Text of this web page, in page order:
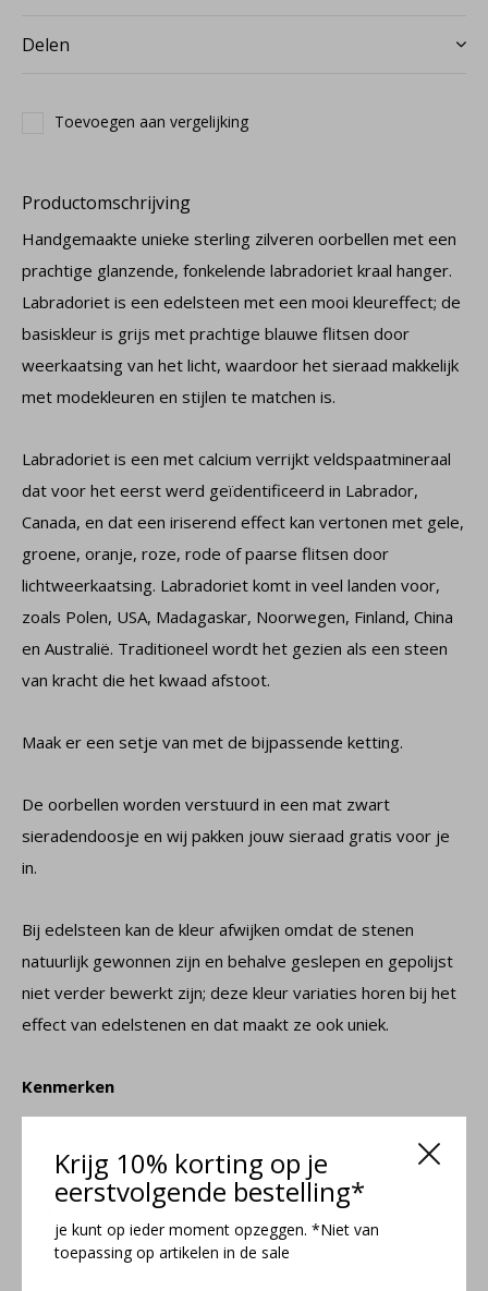
Krijg 10% korting op je
eerstvolgende bestelling*
je kunt op ieder moment opzeggen. *Niet van
toepassing op artikelen in de sale
Delen
Toevoegen aan vergelijking
Productomschrijving
Handgemaakte unieke sterling zilveren oorbellen met een
prachtige glanzende, fonkelende labradoriet kraal hanger.
Labradoriet is een edelsteen met een mooi kleureffect; de
basiskleur is grijs met prachtige blauwe flitsen door
weerkaatsing van het licht, waardoor het sieraad makkelijk
met modekleuren en stijlen te matchen is.
Labradoriet is een met calcium verrijkt veldspaatmineraal
dat voor het eerst werd geïdentificeerd in Labrador,
Canada, en dat een iriserend effect kan vertonen met gele,
groene, oranje, roze, rode of paarse flitsen door
lichtweerkaatsing. Labradoriet komt in veel landen voor,
zoals Polen, USA, Madagaskar, Noorwegen, Finland, China
en Australië. Traditioneel wordt het gezien als een steen
van kracht die het kwaad afstoot.
Maak er een setje van met de bijpassende ketting.
De oorbellen worden verstuurd in een mat zwart
sieradendoosje en wij pakken jouw sieraad gratis voor je
in.
Bij edelsteen kan de kleur afwijken omdat de stenen
natuurlijk gewonnen zijn en behalve geslepen en gepolijst
niet verder bewerkt zijn; deze kleur variaties horen bij het
effect van edelstenen en dat maakt ze ook uniek.
Kenmerken
Lengte oorbel: 3 cm
Doorsnede steen: 10 mm
Kleur steen: grijs, blauw
Sluiting oorbel: klapbeugel